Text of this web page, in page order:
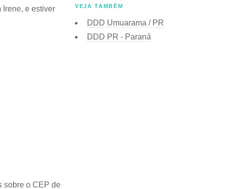
Irene, e estiver
sobre o CEP de
VEJA TAMBÉM
DDD Umuarama / PR
DDD PR - Paraná